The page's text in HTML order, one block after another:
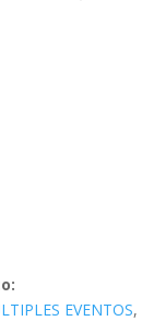
EVENTOS,